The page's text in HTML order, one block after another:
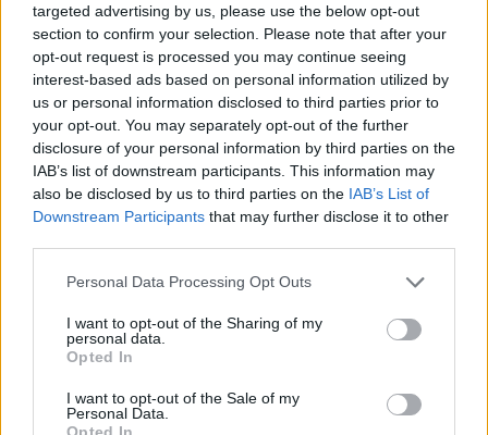
targeted advertising by us, please use the below opt-out
section to confirm your selection. Please note that after your
opt-out request is processed you may continue seeing
interest-based ads based on personal information utilized by
us or personal information disclosed to third parties prior to
your opt-out. You may separately opt-out of the further
disclosure of your personal information by third parties on the
IAB’s list of downstream participants. This information may
also be disclosed by us to third parties on the IAB’s List of
Downstream Participants that may further disclose it to other
Personal Data Processing Opt Outs
I want to opt-out of the Sharing of my
personal data.
Opted In
I want to opt-out of the Sale of my
Personal Data.
Opted In
Σε σχετική ερώτηση για τα κίνητρα που θα
μπορούσαν να ενισχύσουν τη συμμόρφωση
οικονομική στήριξη/ενίσχυση πόρων/
χρηματοδότηση και το 18,8% τα φορολογικά
κίνητρα.
προσέγγιση των μέτρων αναφορικά με το ESG